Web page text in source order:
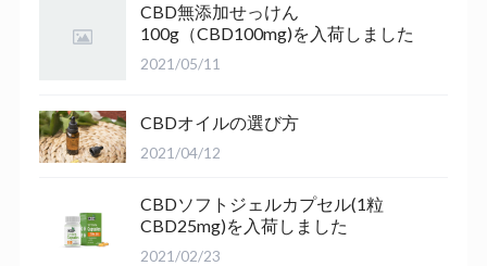
CBD無添加せっけん
100g（CBD100mg)を入荷しました
2021/05/11
CBDオイルの選び方
2021/04/12
CBDソフトジェルカプセル(1粒
CBD25mg)を入荷しました
2021/02/23